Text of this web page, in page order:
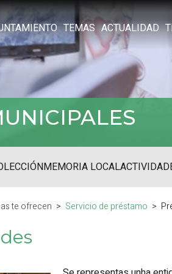
TEMAS ACTUALIDAD
MEMORIA LOCAL
te ofrecen Servicio de préstamo